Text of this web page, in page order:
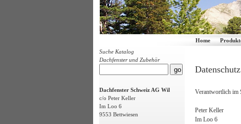
Home
Suche Katalog
Dachfenster und Zubehör
Dachfenster Schweiz AG Wil
c/o Peter Keller
Im Loo 6
9553 Bettwiesen
Datenschutz
Verantwortlich im
Peter Keller
Im Loo 6